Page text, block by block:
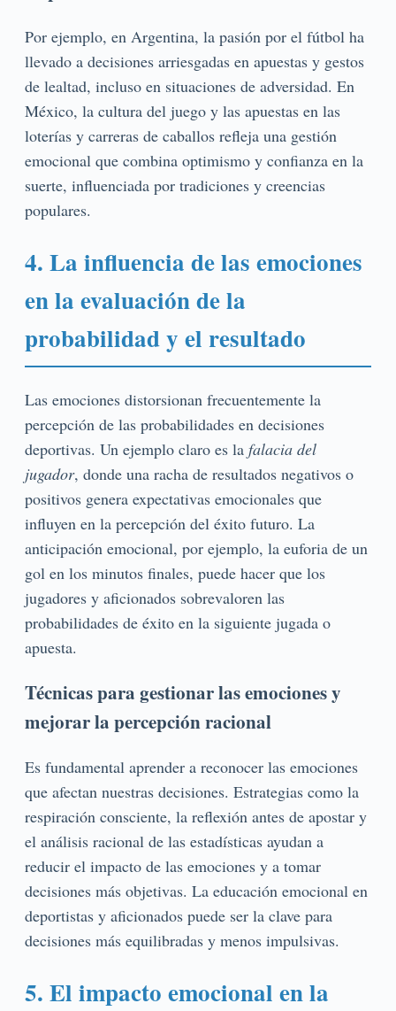
Por ejemplo, en Argentina, la pasión por el fútbol ha
llevado a decisiones arriesgadas en apuestas y gestos
de lealtad, incluso en situaciones de adversidad. En
México, la cultura del juego y las apuestas en las
loterías y carreras de caballos refleja una gestión
emocional que combina optimismo y confianza en la
suerte, influenciada por tradiciones y creencias
populares.
4. La influencia de las emociones
en la evaluación de la
probabilidad y el resultado
Las emociones distorsionan frecuentemente la
percepción de las probabilidades en decisiones
deportivas. Un ejemplo claro es la falacia del
jugador, donde una racha de resultados negativos o
positivos genera expectativas emocionales que
influyen en la percepción del éxito futuro. La
anticipación emocional, por ejemplo, la euforia de un
gol en los minutos finales, puede hacer que los
jugadores y aficionados sobrevaloren las
probabilidades de éxito en la siguiente jugada o
apuesta.
Técnicas para gestionar las emociones y
mejorar la percepción racional
Es fundamental aprender a reconocer las emociones
que afectan nuestras decisiones. Estrategias como la
respiración consciente, la reflexión antes de apostar y
el análisis racional de las estadísticas ayudan a
reducir el impacto de las emociones y a tomar
decisiones más objetivas. La educación emocional en
deportistas y aficionados puede ser la clave para
decisiones más equilibradas y menos impulsivas.
5. El impacto emocional en la